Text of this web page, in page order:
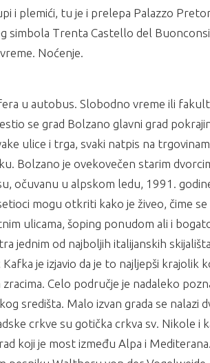
i plemići, tu je i prelepa Palazzo
simbola Trenta Castello del
Noćenje.
u autobus. Slobodno vreme ili
se grad Bolzano glavni grad
ulice i trga, svaki natpis na
Bolzano je ovekovečen starim
očuvanu u alpskom ledu, 1991.
mogu otkriti kako je živeo, čime se
ulicama, šoping ponudom ali i
jednim od najboljih italijanskih
je izjavio da je to najljepši krajolik
Celo područje je nadaleko
središta. Malo izvan grada se nalazi
crkve su gotička crkva sv. Nikole i
koji je most između Alpa i